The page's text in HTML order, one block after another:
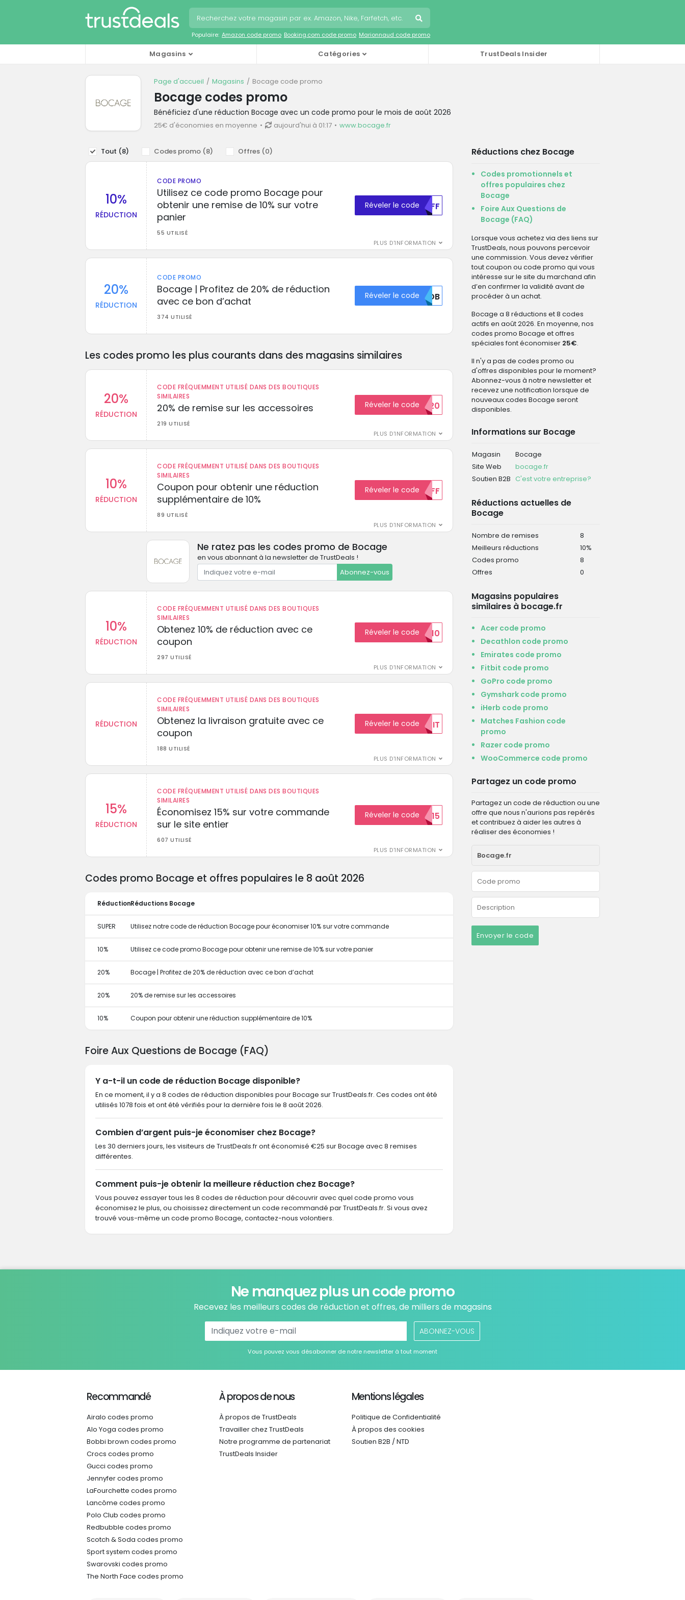
Populaire: Amazon code promo Booking.com code promo Marionnaud code promo
Magasins Catégories TrustDeals Insider
Page d'accueil Magasins Bocage code promo
Bocage codes promo
Bénéficiez d'une réduction Bocage avec un code promo pour le mois de août 2026
25€ d'économies en moyenne aujourd'hui à 01:17 www.bocage.fr
Tout (8) Codes promo (8) Offres (0)
10%
RÉDUCTION
CODE PROMO
Utilisez ce code promo Bocage pour
obtenir une remise de 10% sur votre
panier
55 UTILISÉ
PLUS D'INFORMATION
Réveler le codeMDFF
20%
RÉDUCTION
CODE PROMO
Bocage | Profitez de 20% de réduction
avec ce bon d’achat
374 UTILISÉ
Réveler le codeRUDB
Les codes promo les plus courants dans des magasins similaires
20%
RÉDUCTION
CODE FRÉQUEMMENT UTILISÉ DANS DES BOUTIQUES
SIMILAIRES
20% de remise sur les accessoires
219 UTILISÉ
PLUS D'INFORMATION
Réveler le code
BIENVENUE20
10%
RÉDUCTION
CODE FRÉQUEMMENT UTILISÉ DANS DES BOUTIQUES
SIMILAIRES
Coupon pour obtenir une réduction
supplémentaire de 10%
89 UTILISÉ
PLUS D'INFORMATION
Réveler le code10%OFF
Ne ratez pas les codes promo de Bocage
en vous abonnant à la newsletter de TrustDeals !
Abonnez-vous
10%
RÉDUCTION
CODE FRÉQUEMMENT UTILISÉ DANS DES BOUTIQUES
SIMILAIRES
Obtenez 10% de réduction avec ce
coupon
297 UTILISÉ
PLUS D'INFORMATION
Réveler le code
REDUCTION10
RÉDUCTION
CODE FRÉQUEMMENT UTILISÉ DANS DES BOUTIQUES
SIMILAIRES
Obtenez la livraison gratuite avec ce
coupon
188 UTILISÉ
PLUS D'INFORMATION
Réveler le codeGRATUIT
15%
RÉDUCTION
CODE FRÉQUEMMENT UTILISÉ DANS DES BOUTIQUES
SIMILAIRES
Économisez 15% sur votre commande
sur le site entier
607 UTILISÉ
PLUS D'INFORMATION
Réveler le codeECON15
Réductions chez Bocage
Codes promotionnels et
offres populaires chez
Bocage
Foire Aux Questions de
Bocage (FAQ)
Lorsque vous achetez via des liens sur
TrustDeals, nous pouvons percevoir
une commission. Vous devez vérifier
tout coupon ou code promo qui vous
intéresse sur le site du marchand afin
d’en confirmer la validité avant de
procéder à un achat.
Bocage a 8 réductions et 8 codes
actifs en août 2026. En moyenne, nos
codes promo Bocage et offres
spéciales font économiser 25€.
Il n'y a pas de codes promo ou
d'offres disponibles pour le moment?
Abonnez-vous à notre newsletter et
recevez une notification lorsque de
nouveaux codes Bocage seront
disponibles.
Informations sur Bocage
Magasin
Bocage
Site Web
bocage.fr
Soutien B2B C'est votre entreprise?
Réductions actuelles de
Bocage
Nombre de remises
8
Meilleurs réductions
10%
Codes promo
8
Offres
0
Magasins populaires
similaires à bocage.fr
Acer code promo
Decathlon code promo
Emirates code promo
Fitbit code promo
GoPro code promo
Gymshark code promo
iHerb code promo
Matches Fashion code
promo
Razer code promo
WooCommerce code promo
Partagez un code promo
Partagez un code de réduction ou une
offre que nous n'aurions pas repérés
et contribuez à aider les autres à
réaliser des économies !
Envoyer le code
Codes promo Bocage et offres populaires le 8 août 2026
RéductionRéductions Bocage
SUPER Utilisez notre code de réduction Bocage pour économiser 10% sur votre commande
10% Utilisez ce code promo Bocage pour obtenir une remise de 10% sur votre panier
20% Bocage | Profitez de 20% de réduction avec ce bon d’achat
20% 20% de remise sur les accessoires
10% Coupon pour obtenir une réduction supplémentaire de 10%
Foire Aux Questions de Bocage (FAQ)
Y a-t-il un code de réduction Bocage disponible?
En ce moment, il y a 8 codes de réduction disponibles pour Bocage sur TrustDeals.fr. Ces codes ont été
utilisés 1078 fois et ont été vérifiés pour la dernière fois le 8 août 2026.
Combien d’argent puis-je économiser chez Bocage?
Les 30 derniers jours, les visiteurs de TrustDeals.fr ont économisé €25 sur Bocage avec 8 remises
différentes.
Comment puis-je obtenir la meilleure réduction chez Bocage?
Vous pouvez essayer tous les 8 codes de réduction pour découvrir avec quel code promo vous
économisez le plus, ou choisissez directement un code recommandé par TrustDeals.fr. Si vous avez
trouvé vous-même un code promo Bocage, contactez-nous volontiers.
Ne manquez plus un code promo
Recevez les meilleurs codes de réduction et offres, de milliers de magasins
ABONNEZ-VOUS
Vous pouvez vous désabonner de notre newsletter à tout moment
Recommandé
Airalo codes promo
Alo Yoga codes promo
Bobbi brown codes promo
Crocs codes promo
Gucci codes promo
Jennyfer codes promo
LaFourchette codes promo
Lancôme codes promo
Polo Club codes promo
Redbubble codes promo
Scotch & Soda codes promo
Sport system codes promo
Swarovski codes promo
The North Face codes promo
À propos de nous
À propos de TrustDeals
Travailler chez TrustDeals
Notre programme de partenariat
TrustDeals Insider
Mentions légales
Politique de Confidentialité
À propos des cookies
Soutien B2B / NTD